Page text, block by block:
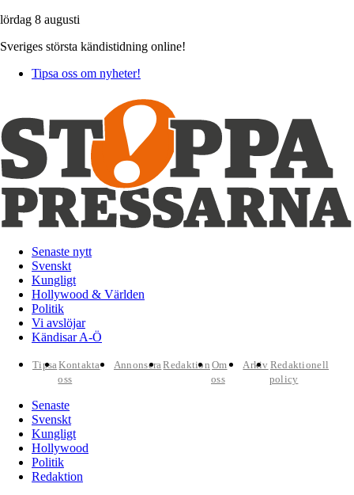
lördag 8 augusti
Sveriges största kändistidning online!
Tipsa oss om nyheter!
Senaste nytt
Svenskt
Kungligt
Hollywood & Världen
Politik
Vi avslöjar
Kändisar A-Ö
TipsaKontakta
oss
AnnonseraRedaktion Om
oss
Arkiv Redaktionell
policy
Senaste
Svenskt
Kungligt
Hollywood
Politik
Redaktion